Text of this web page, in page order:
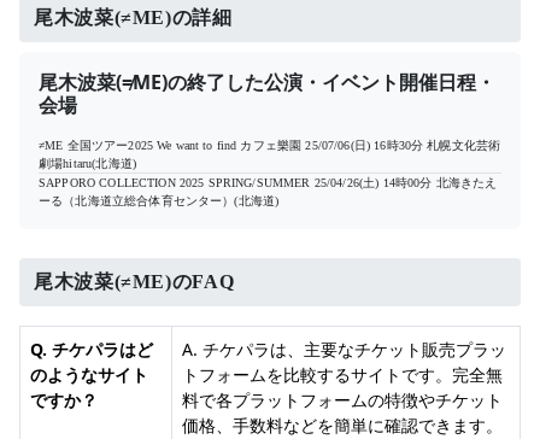
尾木波菜(≠ME)の詳細
尾木波菜(≠ME)の終了した公演・イベント開催日程・
会場
≠ME 全国ツアー2025 We want to find カフェ樂園 25/07/06(日) 16時30分 札幌文化芸術
劇場hitaru(北海道)
SAPPORO COLLECTION 2025 SPRING/SUMMER 25/04/26(土) 14時00分 北海きたえ
ーる（北海道立総合体育センター）(北海道)
尾木波菜(≠ME)のFAQ
Q. チケパラはど
のようなサイト
ですか？
A. チケパラは、主要なチケット販売プラッ
トフォームを比較するサイトです。完全無
料で各プラットフォームの特徴やチケット
価格、手数料などを簡単に確認できます。